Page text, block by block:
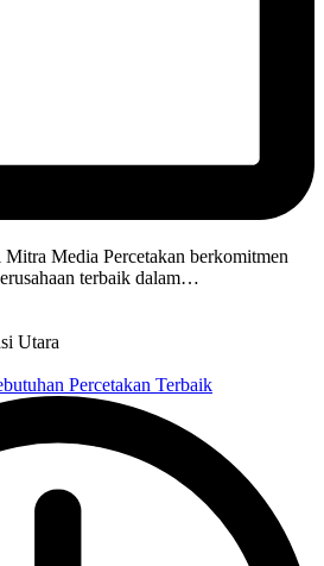
Media Percetakan berkomitmen
terbaik dalam…
Percetakan Terbaik